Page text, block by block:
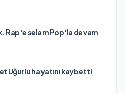
Rap ‘e selam Pop ‘la devam
Uğurlu hayatını kaybetti